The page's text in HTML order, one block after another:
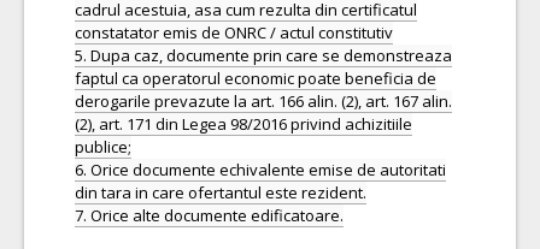
cadrul acestuia, asa cum rezulta din certificatul
constatator emis de ONRC / actul constitutiv
5. Dupa caz, documente prin care se demonstreaza
faptul ca operatorul economic poate beneficia de
derogarile prevazute la art. 166 alin. (2), art. 167 alin.
(2), art. 171 din Legea 98/2016 privind achizitiile
publice;
6. Orice documente echivalente emise de autoritati
din tara in care ofertantul este rezident.
7. Orice alte documente edificatoare.